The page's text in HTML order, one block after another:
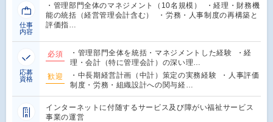
仕事
内容
・管理部門全体のマネジメント（10名規模） ・経理・財務機
能の統括（経営管理会計含む） ・労務・人事制度の再構築と
評価指…
応募
資格
必須
・管理部門全体を統括・マネジメントした経験 ・経
理・会計（特に管理会計）の深い理…
歓迎
・中長期経営計画（中計）策定の実務経験 ・人事評価
制度・労務・組織設計への関与経…
インターネットに付随するサービス及び障がい福祉サービス
事業の運営